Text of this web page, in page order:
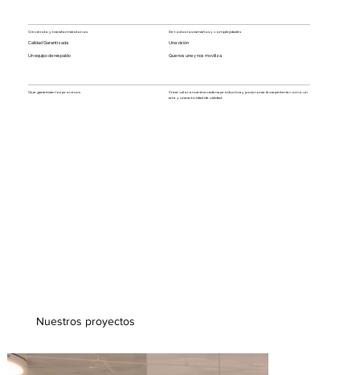
Creciendo y transformándonos De todos los tamaños y complejidades
Calidad Garantizada
Un equipo de respaldo
Que garantizan los procesos
Una visión
Que nos une y nos moviliza
Crear valor a nuestra cadena productiva y posicionar la carpintería como un
arte y una actividad de calidad
Nuestros proyectos